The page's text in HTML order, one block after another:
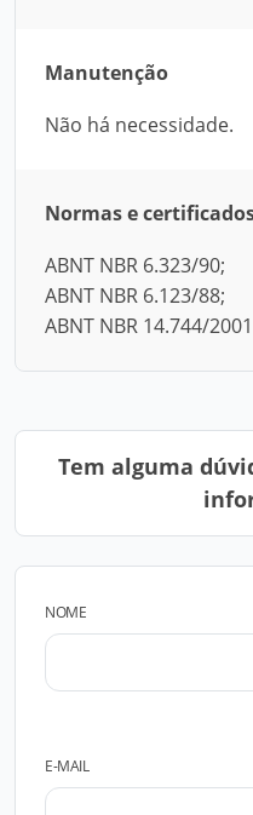
Manutenção
Não há necessidade.
Normas e
ABNT NBR 6.323/90;
ABNT NBR 6.123/88;
ABNT NBR 14.744/
Tem alguma
NOME
E-MAIL